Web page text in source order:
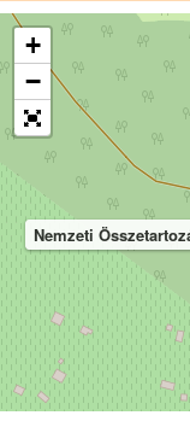
Nemzeti
+
−